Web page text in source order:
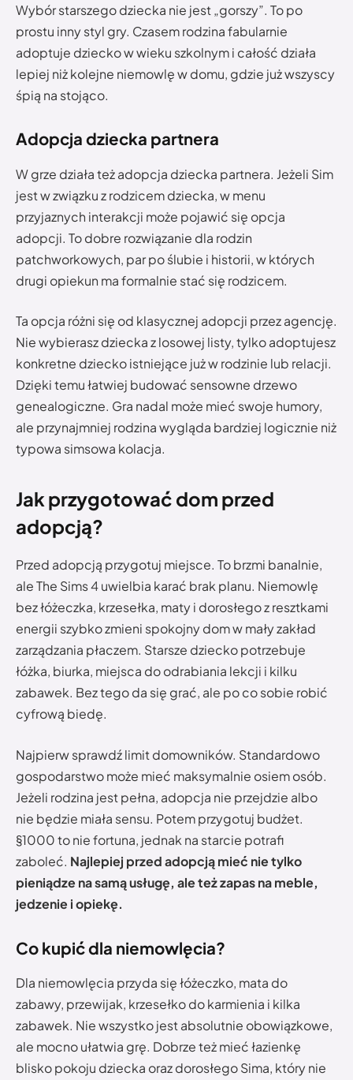
Wybór starszego dziecka nie jest „gorszy”. To po
prostu inny styl gry. Czasem rodzina fabularnie
adoptuje dziecko w wieku szkolnym i całość działa
lepiej niż kolejne niemowlę w domu, gdzie już wszyscy
śpią na stojąco.
Adopcja dziecka partnera
W grze działa też adopcja dziecka partnera. Jeżeli Sim
jest w związku z rodzicem dziecka, w menu
przyjaznych interakcji może pojawić się opcja
adopcji. To dobre rozwiązanie dla rodzin
patchworkowych, par po ślubie i historii, w których
drugi opiekun ma formalnie stać się rodzicem.
Ta opcja różni się od klasycznej adopcji przez agencję.
Nie wybierasz dziecka z losowej listy, tylko adoptujesz
konkretne dziecko istniejące już w rodzinie lub relacji.
Dzięki temu łatwiej budować sensowne drzewo
genealogiczne. Gra nadal może mieć swoje humory,
ale przynajmniej rodzina wygląda bardziej logicznie niż
typowa simsowa kolacja.
Jak przygotować dom przed
adopcją?
Przed adopcją przygotuj miejsce. To brzmi banalnie,
ale The Sims 4 uwielbia karać brak planu. Niemowlę
bez łóżeczka, krzesełka, maty i dorosłego z resztkami
energii szybko zmieni spokojny dom w mały zakład
zarządzania płaczem. Starsze dziecko potrzebuje
łóżka, biurka, miejsca do odrabiania lekcji i kilku
zabawek. Bez tego da się grać, ale po co sobie robić
cyfrową biedę.
Najpierw sprawdź limit domowników. Standardowo
gospodarstwo może mieć maksymalnie osiem osób.
Jeżeli rodzina jest pełna, adopcja nie przejdzie albo
nie będzie miała sensu. Potem przygotuj budżet.
§1000 to nie fortuna, jednak na starcie potrafi
zaboleć. Najlepiej przed adopcją mieć nie tylko
pieniądze na samą usługę, ale też zapas na meble,
jedzenie i opiekę.
Co kupić dla niemowlęcia?
Dla niemowlęcia przyda się łóżeczko, mata do
zabawy, przewijak, krzesełko do karmienia i kilka
zabawek. Nie wszystko jest absolutnie obowiązkowe,
ale mocno ułatwia grę. Dobrze też mieć łazienkę
blisko pokoju dziecka oraz dorosłego Sima, który nie